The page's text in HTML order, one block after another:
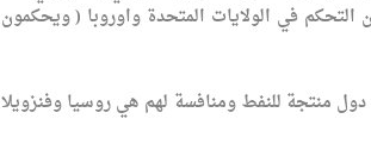
في الولايات المتحدة واوروبا ( ويحكمون
منتجة للنفط ومنافسة لهم هي روسيا وفنزويلا